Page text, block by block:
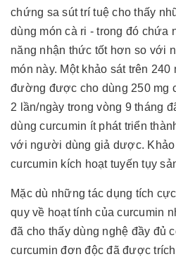
chứng sa sút trí tuệ cho thấy
dùng món cà ri - trong đó chứa
năng nhận thức tốt hơn so với
món này. Một khảo sát trên
đường được cho dùng 250 mg
2 lần/ngày trong vòng 9 tháng
dùng curcumin ít phát triển
với người dùng giả dược. Khảo
curcumin kích hoạt tuyến tụy
Mặc dù những tác dụng tích
quy về hoạt tính của curcumin
đã cho thấy dùng nghệ đầy đủ
curcumin đơn độc đã được trích